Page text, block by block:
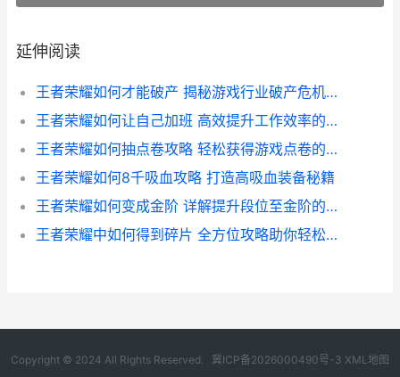
延伸阅读
王者荣耀如何才能破产 揭秘游戏行业破产危机的潜在路径
王者荣耀如何让自己加班 高效提升工作效率的实用技巧解析
王者荣耀如何抽点卷攻略 轻松获得游戏点卷的实用技巧解析
王者荣耀如何8千吸血攻略 打造高吸血装备秘籍
王者荣耀如何变成金阶 详解提升段位至金阶的攻略与技巧
王者荣耀中如何得到碎片 全方位攻略助你轻松收集英雄碎片
Copyright © 2024 All Rights Reserved. 冀ICP备2026000490号-3 XML地图